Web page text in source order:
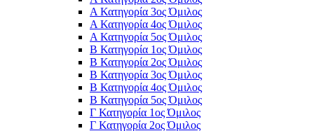
Α Κατηγορία 3ος Όμιλος
Α Κατηγορία 4ος Όμιλος
Α Κατηγορία 5ος Όμιλος
Β Κατηγορία 1ος Όμιλος
Β Κατηγορία 2ος Όμιλος
Β Κατηγορία 3ος Όμιλος
Β Κατηγορία 4ος Όμιλος
Β Κατηγορία 5ος Όμιλος
Γ Κατηγορία 1ος Όμιλος
Γ Κατηγορία 2ος Όμιλος